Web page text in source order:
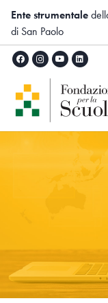
Ente strumentale
di San Paolo